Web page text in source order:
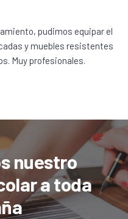
pudimos equipar el
y muebles resistentes
Muy profesionales.
nuestro
a toda